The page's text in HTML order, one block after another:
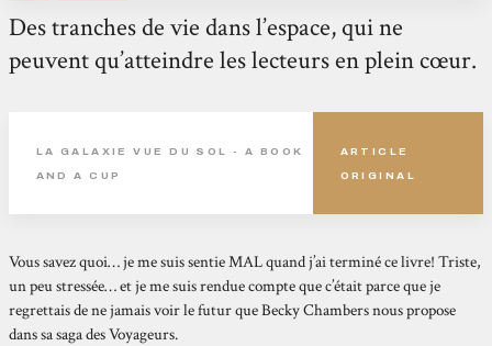
Des tranches de vie dans l’espace, qui ne
peuvent qu’atteindre les lecteurs en plein cœur.
LA GALAXIE VUE DU SOL - A BOOK
AND A CUP
ARTICLE
ORIGINAL
Vous savez quoi… je me suis sentie MAL quand j’ai terminé ce livre! Triste,
un peu stressée… et je me suis rendue compte que c’était parce que je
regrettais de ne jamais voir le futur que Becky Chambers nous propose
dans sa saga des Voyageurs.